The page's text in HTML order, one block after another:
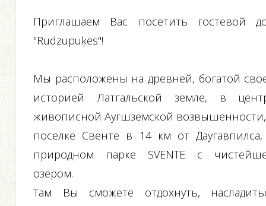
Приглашаем Вас посетить гостевой
"Rudzupuķes"!
Мы расположены на древней, богатой
историей Латгальской земле, в
живописной Аугшземской
поселке Свенте в 14 км от
природном парке SVENTE с
озером.
Там Вы сможете отдохнуть,